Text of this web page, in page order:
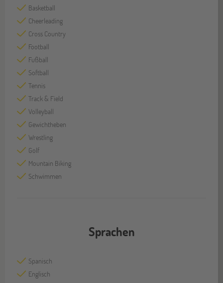
Basketball
Cheerleading
Cross Country
Football
Fußball
Softball
Tennis
Track & Field
Volleyball
Gewichtheben
Wrestling
Golf
Mountain Biking
Schwimmen
Sprachen
Spanisch
Englisch